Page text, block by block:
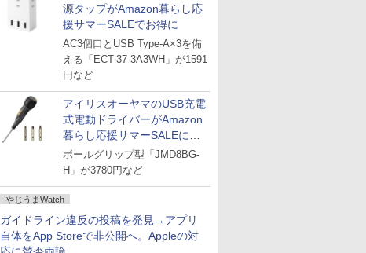
源タップがAmazon暮らし応
援サマーSALEでお得に
AC3個口とUSB Type-A×3を備
える「ECT-37-3A3WH」が1591
円など
アイリスオーヤマのUSB充電
式電動ドライバーがAmazon
暮らし応援サマーSALEに登
場
ボールグリップ型「JMD8BG-
H」が3780円など
やじうまWatch
ガイドライン違反の投稿を発見→アプリ
自体をApp Storeで非公開へ。Appleの対